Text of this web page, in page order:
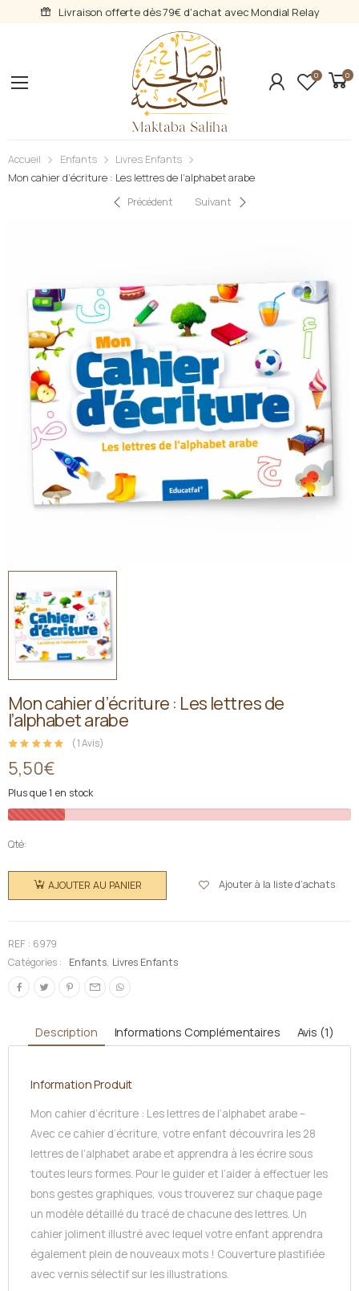
Livraison offerte dès 79€ d'achat avec Mondial Relay
0 0
Accueil Enfants
Livres Enfants
Mon cahier d’écriture : Les lettres de l’alphabet arabe
Précédent
Suivant
Mon cahier d’écriture : Les lettres de
l’alphabet arabe
(1Avis )
5,50€
Plus que 1 en stock
Qté:
de Mon
cahier
: Les
lettres de
l'alphabet
arabe
AJOUTER AU PANIER Ajouter à la liste d’achats
REF : 6979
Catégories :
Enfants, Livres Enfants
Description Informations Complémentaires Avis (1)
Information Produit
Mon cahier d’écriture : Les lettres de l’alphabet arabe –
Avec ce cahier d’écriture, votre enfant découvrira les 28
lettres de l’alphabet arabe et apprendra à les écrire sous
toutes leurs formes. Pour le guider et l’aider à effectuer les
bons gestes graphiques, vous trouverez sur chaque page
un modèle détaillé du tracé de chacune des lettres. Un
cahier joliment illustré avec lequel votre enfant apprendra
également plein de nouveaux mots ! Couverture plastifiée
avec vernis sélectif sur les illustrations.